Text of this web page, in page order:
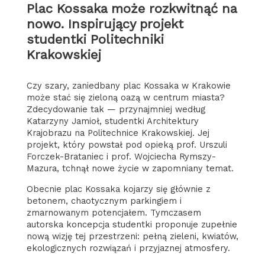
Plac Kossaka może rozkwitnąć na
nowo. Inspirujący projekt
studentki Politechniki
Krakowskiej
Czy szary, zaniedbany plac Kossaka w Krakowie
może stać się zieloną oazą w centrum miasta?
Zdecydowanie tak — przynajmniej według
Katarzyny Jamioł, studentki Architektury
Krajobrazu na Politechnice Krakowskiej. Jej
projekt, który powstał pod opieką prof. Urszuli
Forczek-Brataniec i prof. Wojciecha Rymszy-
Mazura, tchnął nowe życie w zapomniany temat.
Obecnie plac Kossaka kojarzy się głównie z
betonem, chaotycznym parkingiem i
zmarnowanym potencjałem. Tymczasem
autorska koncepcja studentki proponuje zupełnie
nową wizję tej przestrzeni: pełną zieleni, kwiatów,
ekologicznych rozwiązań i przyjaznej atmosfery.